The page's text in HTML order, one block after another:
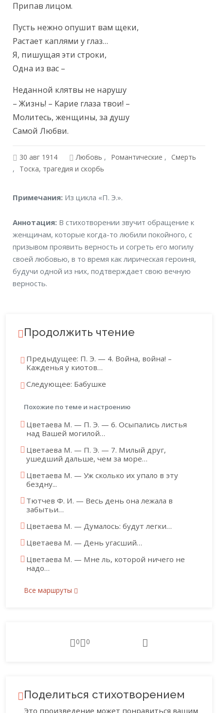
Припав лицом.
Пусть нежно опушит вам щеки,
Растает каплями у глаз…
Я, пишущая эти строки,
Одна из вас –
Неданной клятвы не нарушу
– Жизнь! – Карие глаза твои! –
Молитесь, женщины, за душу
Самой Любви.
30 авг 1914 Любовь Романтические
Смерть
Тоска, трагедия и скорбь
Примечания
Примечания: Из цикла «П. Э.».
Аннотация
Аннотация: В стихотворении звучит обращение к
женщинам, которые когда-то любили покойного, с
призывом проявить верность и согреть его могилу
своей любовью, в то время как лирическая героиня,
будучи одной из них, подтверждает свою вечную
верность.
Продолжить чтение
Предыдущее: П. Э. — 4. Война, война! –
Кажденья у киотов…
Следующее: Бабушке
Похожие по теме и настроению
Цветаева М. — П. Э. — 6. Осыпались листья
над Вашей могилой…
Цветаева М. — П. Э. — 7. Милый друг,
ушедший дальше, чем за море…
Цветаева М. — Уж сколько их упало в эту
бездну...
Тютчев Ф. И. — Весь день она лежала в
забытьи…
Цветаева М. — Думалось: будут легки…
Цветаева М. — День угасший…
Цветаева М. — Мне ль, которой ничего не
надо…
Все маршруты
0 0
Поделиться стихотворением
Это произведение может понравиться вашим